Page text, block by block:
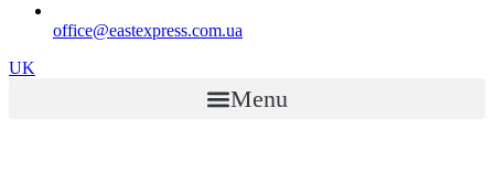
office@eastexpress.com.ua
UK
Menu